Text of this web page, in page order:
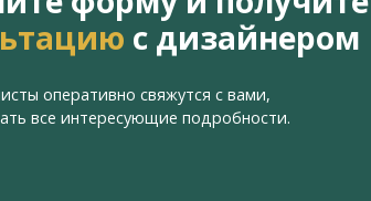
с дизайнером
оперативно свяжутся с вами,
все интересующие подробности.